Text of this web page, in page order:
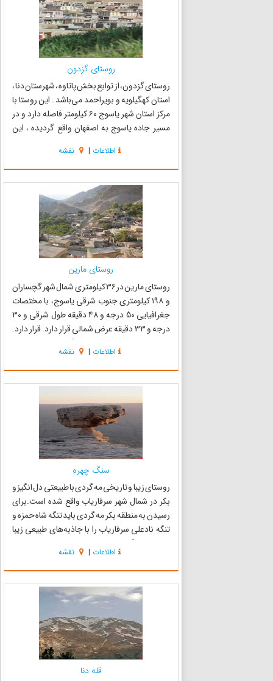
روستای گزدون
روستای گزدون، از توابع بخش پاتاوه ، شهرستان دنا ،
استان کهگیلویه و بویراحمد می‌باشد . این روستا با
مرکز استان شهر یاسوج ۶۰ کیلومتر فاصله دارد و در
مسیر جاده یاسوج به اصفهان واقع گردیده ، این
اطلاعات | نقشه
روستای مارین
روستای مارین در ۳۶ کیلومتری شمال شهر گچساران
و ۱۹۸ کیلومتری جنوب شرقی یاسوج، با مختصات
جغرافیایی 50 درجه و 48 دقیقه طول شرقی و 30
درجه و 33 دقیقه عرض شمالی قرار دارد. قرار دارد.
این روستا از شمال، به کوه دلی گنج و از شرق به کوه
خامی و از جنوب غربی به کوه دیل محدود می‌شود.
ارتفاع این ر...
اطلاعات | نقشه
سنگ چهره
روستای زیبا و تاریخی مه گردی با طبیعتی دل انگیز و
بکر در شمال شهر سرفاریاب واقع شده است.برای
رسیدن به منطقه بکر مه گردی باید تنگه شاه حمزه و
تنگه نادعلی سرفاریاب را با جاذبه‌های طبیعی زیبا
پشت سرگذاشت.برای طبیعت دوستان و
کوهنوردان مسیر دو ساعته کوهپیمایی در این مسیر
مفرح و سرشار از جاذب...
اطلاعات | نقشه
قله دنا